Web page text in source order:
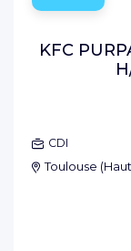
KFC
CDI
Toulouse (